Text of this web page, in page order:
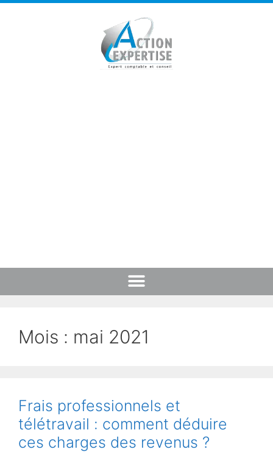
Mois : mai 2021
Frais professionnels et
télétravail : comment déduire
ces charges des revenus ?